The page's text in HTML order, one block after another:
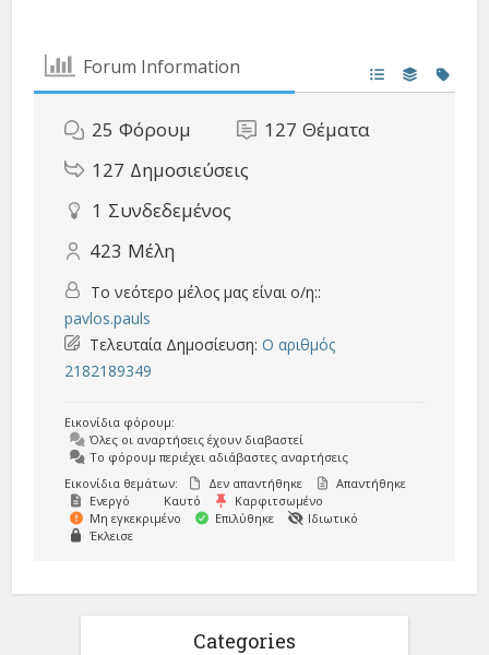
Forum Information
25 Φόρουμ 127 Θέματα
127 Δημοσιεύσεις
1 Συνδεδεμένος
423 Μέλη
Το νεότερο μέλος μας είναι ο/η::
pavlos.pauls
Τελευταία Δημοσίευση:Ο αριθμός
2182189349
Εικονίδια φόρουμ:
Όλες οι αναρτήσεις έχουν διαβαστεί
Το φόρουμ περιέχει αδιάβαστες αναρτήσεις
Εικονίδια θεμάτων:
Δεν απαντήθηκε
Απαντήθηκε
Ενεργό
Καυτό
Καρφιτσωμένο
Μη εγκεκριμένο
Επιλύθηκε
Ιδιωτικό
Έκλεισε
Categories